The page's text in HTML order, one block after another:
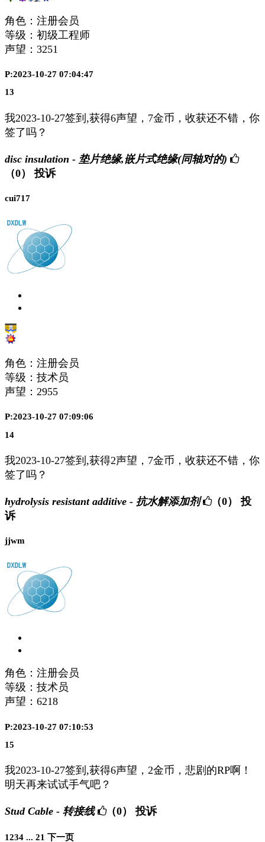
角色：注册会员
等级：初级工程师
声望： 3251
P:2023-10-27 07:04:47
13
我2023-10-27签到,获得6声望，7金币，收获还不错，你
签了吗？
disc insulation - 垫片绝缘,嵌片式绝缘(同轴对的)
（0）
投诉
cui717
角色：注册会员
等级：技术员
声望： 2955
P:2023-10-27 07:09:06
14
我2023-10-27签到,获得2声望，7金币，收获还不错，你
签了吗？
hydrolysis resistant additive - 抗水解添加剂 （0）
投
诉
jjwm
角色：注册会员
等级：技术员
声望： 6218
P:2023-10-27 07:10:53
15
我2023-10-27签到,获得6声望，2金币，悲剧的RP啊！
明天再来试试手气吧？
Stud Cable - 转接线 （0） 投诉
1234 ... 21 下一页